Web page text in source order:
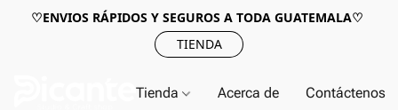
♡ENVIOS RÁPIDOS Y SEGUROS A TODA GUATEMALA♡
TIENDA
Tienda Acerca de Contáctenos